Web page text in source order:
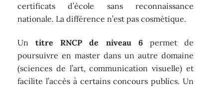
certificats d’école sans reconnaissance
nationale. La différence n’est pas cosmétique.
Untitre RNCP de niveau 6permet de
poursuivre en master dans un autre domaine
(sciences de l’art, communication visuelle) et
facilite l’accès à certains concours publics. Un